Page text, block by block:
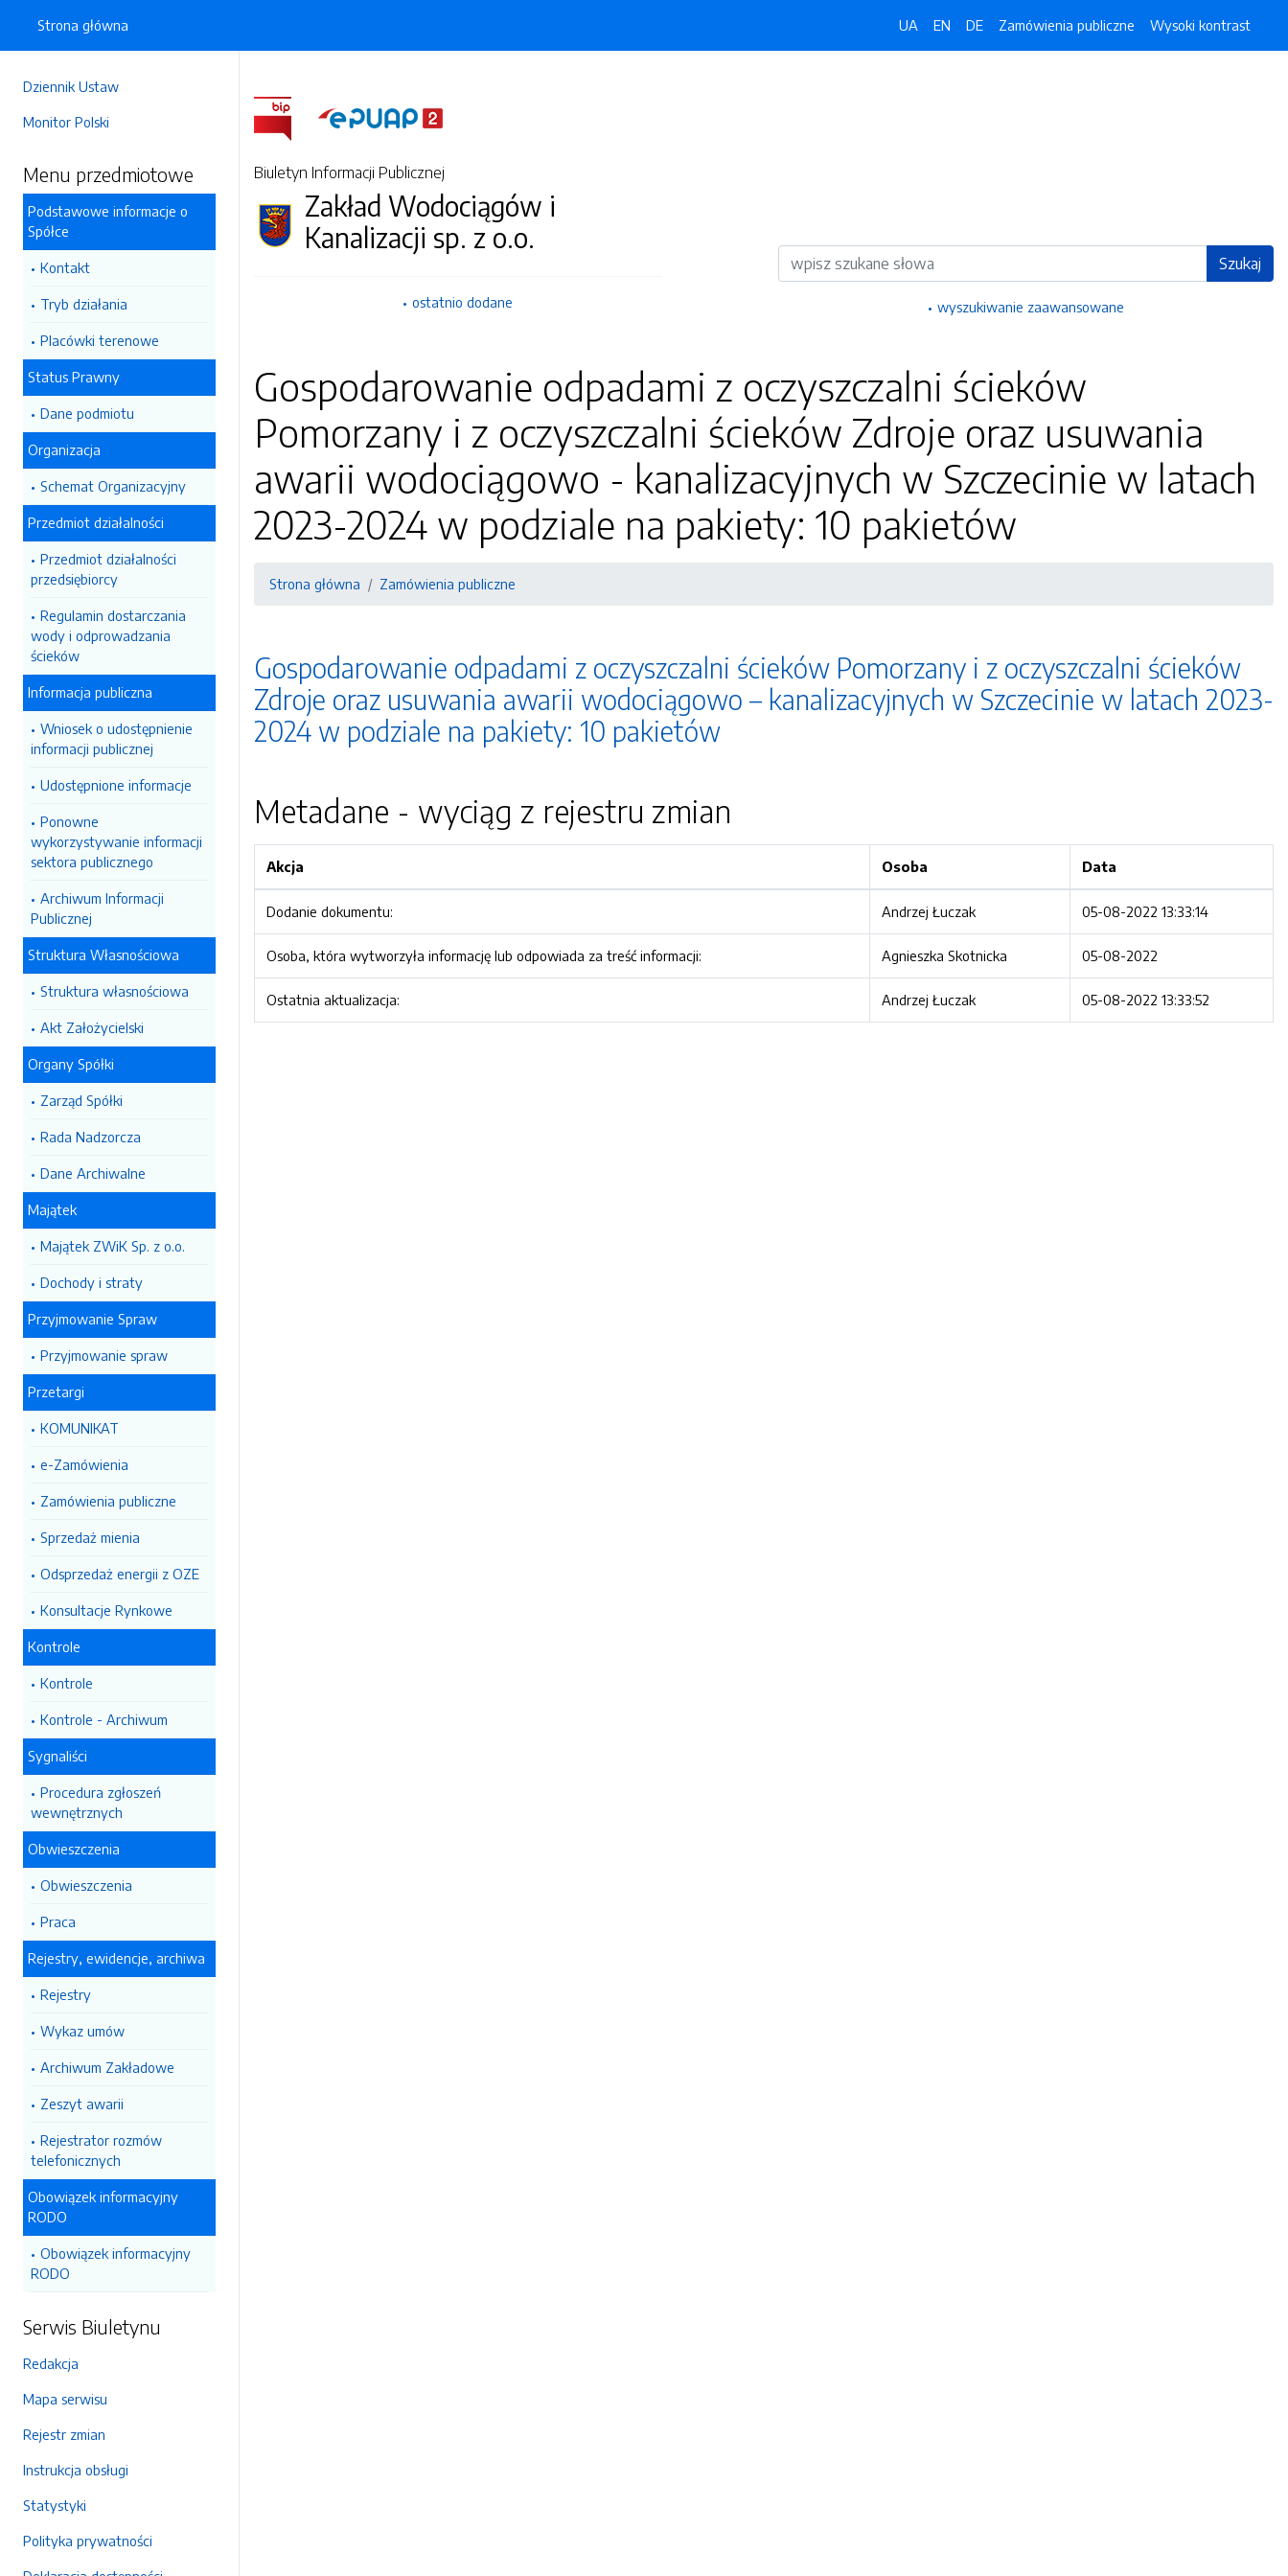
Dziennik Ustaw
Monitor Polski
Menu przedmiotowe
Podstawowe informacje o
Spółce
Kontakt
Tryb działania
Placówki terenowe
Status Prawny
Dane podmiotu
Organizacja
Schemat Organizacyjny
Przedmiot działalności
Przedmiot działalności
przedsiębiorcy
Regulamin dostarczania
wody i odprowadzania
ścieków
Informacja publiczna
Wniosek o udostępnienie
informacji publicznej
Udostępnione informacje
Ponowne
wykorzystywanie informacji
sektora publicznego
Archiwum Informacji
Publicznej
Struktura Własnościowa
Struktura własnościowa
Akt Założycielski
Organy Spółki
Zarząd Spółki
Rada Nadzorcza
Dane Archiwalne
Majątek
Majątek ZWiK Sp. z o.o.
Dochody i straty
Przyjmowanie Spraw
Przyjmowanie spraw
Przetargi
KOMUNIKAT
e-Zamówienia
Zamówienia publiczne
Sprzedaż mienia
Odsprzedaż energii z OZE
Konsultacje Rynkowe
Kontrole
Kontrole
Kontrole - Archiwum
Sygnaliści
Procedura zgłoszeń
wewnętrznych
Obwieszczenia
Obwieszczenia
Praca
Rejestry, ewidencje, archiwa
Rejestry
Wykaz umów
Archiwum Zakładowe
Zeszyt awarii
Rejestrator rozmów
telefonicznych
Obowiązek informacyjny
RODO
Obowiązek informacyjny
RODO
Serwis Biuletynu
Redakcja
Mapa serwisu
Rejestr zmian
Instrukcja obsługi
Statystyki
Polityka prywatności
Strona główna UA EN DE Zamówienia publiczne Wysoki kontrast
Biuletyn Informacji Publicznej
Zakład Wodociągów i
Kanalizacji sp. z o.o.
ostatnio dodane
Wyszukiwarka Szukaj
wyszukiwanie zaawansowane
Gospodarowanie odpadami z oczyszczalni ścieków
Pomorzany i z oczyszczalni ścieków Zdroje oraz usuwania
awarii wodociągowo - kanalizacyjnych w Szczecinie w latach
2023-2024 w podziale na pakiety: 10 pakietów
Strona główna Zamówienia publiczne
Gospodarowanie odpadami z oczyszczalni ścieków Pomorzany i z oczyszczalni ścieków
Zdroje oraz usuwania awarii wodociągowo – kanalizacyjnych w Szczecinie w latach 2023-
2024 w podziale na pakiety: 10 pakietów
Metadane - wyciąg z rejestru zmian
Akcja Osoba Data
Dodanie dokumentu: Andrzej Łuczak 05-08-2022 13:33:14
Osoba, która wytworzyła informację lub odpowiada za treść informacji: Agnieszka Skotnicka 05-08-2022
Ostatnia aktualizacja: Andrzej Łuczak 05-08-2022 13:33:52